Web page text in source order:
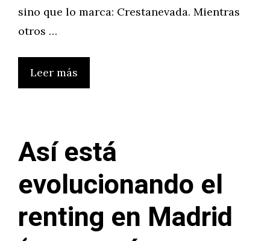
sino que lo marca: Crestanevada. Mientras
otros …
Leer más
Así está
evolucionando el
renting en Madrid